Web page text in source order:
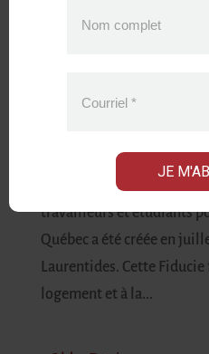
Mont-Blanc, le 3 avril
d’utilité sociale en
travailleurs et étudiants
Québec a été créée en
Laurentides. Cette Fiducie
logement et à la...
Nom complet
Courriel *
JE